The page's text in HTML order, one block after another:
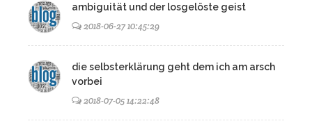
ambiguität und der losgelöste geist
2018-06-27 10:45:29
die selbsterklärung geht dem ich am arsch
vorbei
2018-07-05 14:22:48